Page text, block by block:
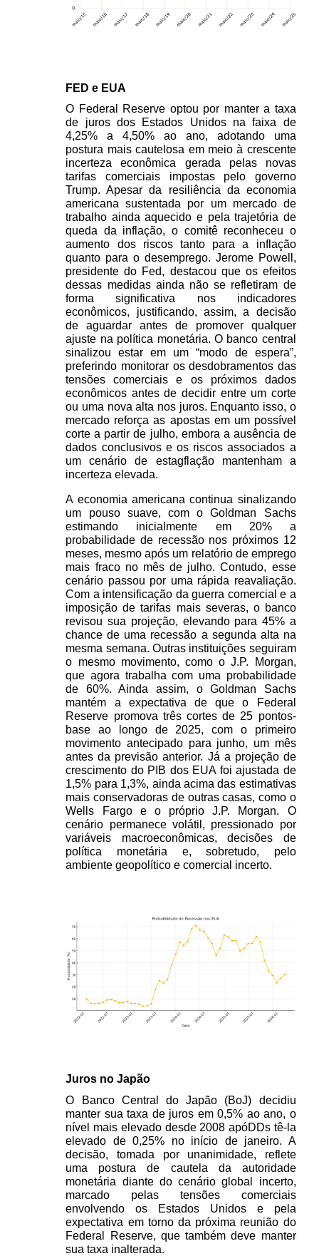
FED e EUA
O Federal Reserve optou por manter a taxa
de juros dos Estados Unidos na faixa de
4,25% a 4,50% ao ano, adotando uma
postura mais cautelosa em meio à crescente
incerteza econômica gerada pelas novas
tarifas comerciais impostas pelo governo
Trump. Apesar da resiliência da economia
americana sustentada por um mercado de
trabalho ainda aquecido e pela trajetória de
queda da inflação, o comitê reconheceu o
aumento dos riscos tanto para a inflação
quanto para o desemprego. Jerome Powell,
presidente do Fed, destacou que os efeitos
dessas medidas ainda não se refletiram de
forma significativa nos indicadores
econômicos, justificando, assim, a decisão
de aguardar antes de promover qualquer
ajuste na política monetária. O banco central
sinalizou estar em um “modo de espera”,
preferindo monitorar os desdobramentos das
tensões comerciais e os próximos dados
econômicos antes de decidir entre um corte
ou uma nova alta nos juros. Enquanto isso, o
mercado reforça as apostas em um possível
corte a partir de julho, embora a ausência de
dados conclusivos e os riscos associados a
um cenário de estagflação mantenham a
incerteza elevada.
A economia americana continua sinalizando
um pouso suave, com o Goldman Sachs
estimando inicialmente em 20% a
probabilidade de recessão nos próximos 12
meses, mesmo após um relatório de emprego
mais fraco no mês de julho. Contudo, esse
cenário passou por uma rápida reavaliação.
Com a intensificação da guerra comercial e a
imposição de tarifas mais severas, o banco
revisou sua projeção, elevando para 45% a
chance de uma recessão a segunda alta na
mesma semana. Outras instituições seguiram
o mesmo movimento, como o J.P. Morgan,
que agora trabalha com uma probabilidade
de 60%. Ainda assim, o Goldman Sachs
mantém a expectativa de que o Federal
Reserve promova três cortes de 25 pontos-
base ao longo de 2025, com o primeiro
movimento antecipado para junho, um mês
antes da previsão anterior. Já a projeção de
crescimento do PIB dos EUA foi ajustada de
1,5% para 1,3%, ainda acima das estimativas
mais conservadoras de outras casas, como o
Wells Fargo e o próprio J.P. Morgan. O
cenário permanece volátil, pressionado por
variáveis macroeconômicas, decisões de
política monetária e, sobretudo, pelo
ambiente geopolítico e comercial incerto.
Juros no Japão
O Banco Central do Japão (BoJ) decidiu
manter sua taxa de juros em 0,5% ao ano, o
nível mais elevado desde 2008 apóDDs tê-la
elevado de 0,25% no início de janeiro. A
decisão, tomada por unanimidade, reflete
uma postura de cautela da autoridade
monetária diante do cenário global incerto,
marcado pelas tensões comerciais
envolvendo os Estados Unidos e pela
expectativa em torno da próxima reunião do
Federal Reserve, que também deve manter
sua taxa inalterada.